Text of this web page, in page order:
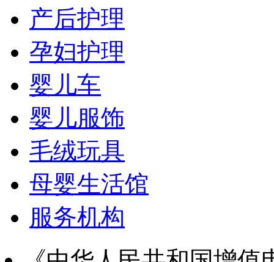
产后护理
孕妇护理
婴儿车
婴儿服饰
毛绒玩具
母婴生活馆
服务机构